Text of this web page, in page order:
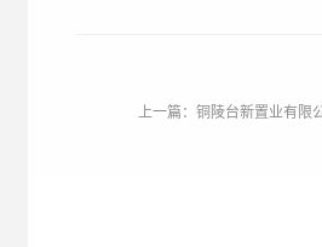
上一篇：铜陵台新置业有限